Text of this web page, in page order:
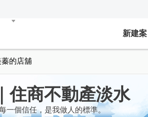
新建案
蓁的店舖
住商不動產淡水
一個信任，是我做人的標準。